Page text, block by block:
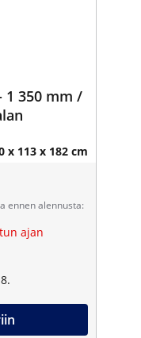
1 350 mm /
x 113 x 182 cm
ennen alennusta:
ajan